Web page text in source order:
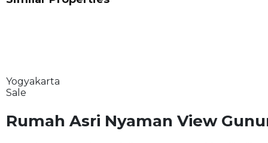
Yogyakarta
Sale
Rumah Asri Nyaman View